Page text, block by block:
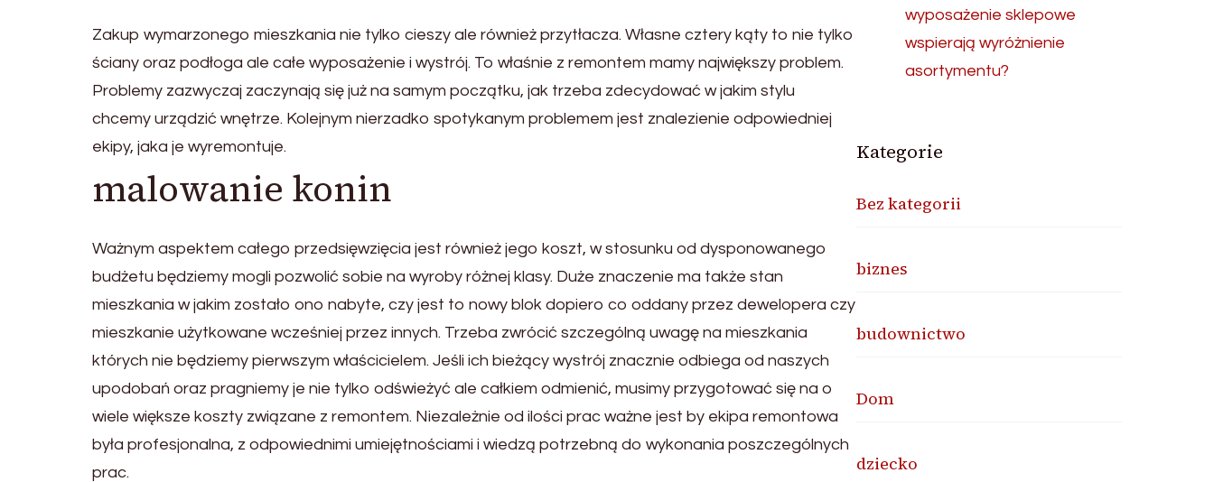
Zakup wymarzonego mieszkania nie tylko cieszy ale również przytłacza. Własne cztery kąty to nie tylko
ściany oraz podłoga ale całe wyposażenie i wystrój. To właśnie z remontem mamy największy problem.
Problemy zazwyczaj zaczynają się już na samym początku, jak trzeba zdecydować w jakim stylu
chcemy urządzić wnętrze. Kolejnym nierzadko spotykanym problemem jest znalezienie odpowiedniej
ekipy, jaka je wyremontuje.
malowanie konin
Ważnym aspektem całego przedsięwzięcia jest również jego koszt, w stosunku od dysponowanego
budżetu będziemy mogli pozwolić sobie na wyroby różnej klasy. Duże znaczenie ma także stan
mieszkania w jakim zostało ono nabyte, czy jest to nowy blok dopiero co oddany przez dewelopera czy
mieszkanie użytkowane wcześniej przez innych. Trzeba zwrócić szczególną uwagę na mieszkania
których nie będziemy pierwszym właścicielem. Jeśli ich bieżący wystrój znacznie odbiega od naszych
upodobań oraz pragniemy je nie tylko odświeżyć ale całkiem odmienić, musimy przygotować się na o
wiele większe koszty związane z remontem. Niezależnie od ilości prac ważne jest by ekipa remontowa
była profesjonalna, z odpowiednimi umiejętnościami i wiedzą potrzebną do wykonania poszczególnych
prac.
wyposażenie sklepowe
wspierają wyróżnienie
asortymentu?
Kategorie
Bez kategorii
biznes
budownictwo
Dom
dziecko